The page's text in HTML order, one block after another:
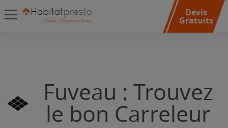
Devis
Gratuits
Fuveau : Trouvez
le bon Carreleur